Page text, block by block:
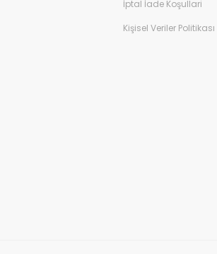
İptal İade Koşullari
Kişisel Veriler Politikası